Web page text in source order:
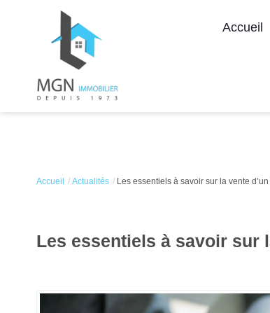
Accueil
Accueil Actualités Les essentiels à savoir sur la vente
Les essentiels à savoir sur